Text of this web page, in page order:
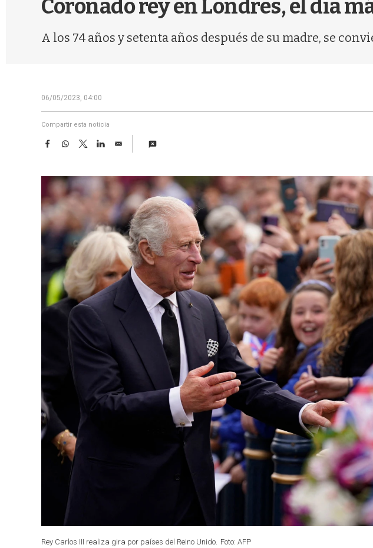
Coronado rey en Londres, el día
A los 74 años y setenta años después de su madre, se
06/05/2023, 04:00
Compartir esta noticia
F
e
b
o
o
k
W
t
s
A
p
p
T
w
t
t
e
L
k
d
n
E
i
l
Rey Carlos III realiza gira por países del Reino Unido. Foto: AFP